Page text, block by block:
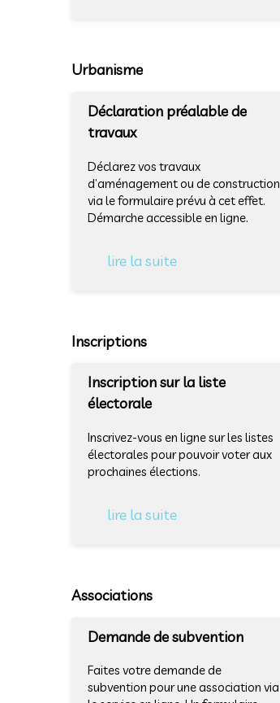
Urbanisme
Déclaration préalable de
travaux
Déclarez vos travaux
d’aménagement ou de construction
via le formulaire prévu à cet effet.
Démarche accessible en ligne.
lire la suite
Inscriptions
Inscription sur la liste
électorale
Inscrivez-vous en ligne sur les listes
électorales pour pouvoir voter aux
prochaines élections.
lire la suite
Associations
Demande de subvention
Faites votre demande de
subvention pour une association via